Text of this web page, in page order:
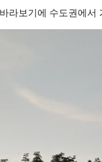
라보기에 수도권에서